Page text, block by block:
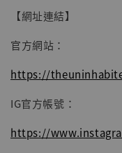
【網址連結】
官方網站：
https://
IG官方帳號：
https://